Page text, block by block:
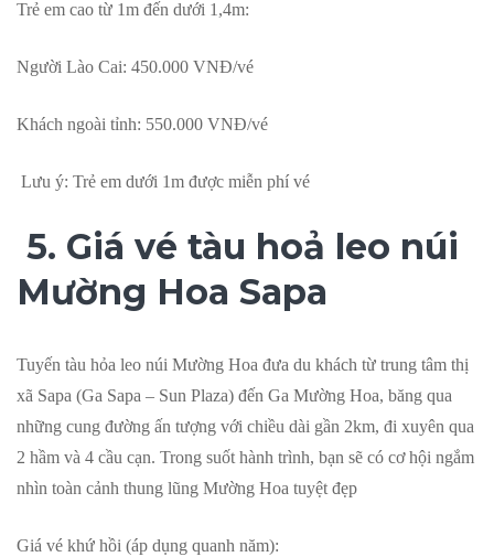
Trẻ em cao từ 1m đến dưới 1,4m:
Người Lào Cai: 450.000 VNĐ/vé
Khách ngoài tỉnh: 550.000 VNĐ/vé
Lưu ý: Trẻ em dưới 1m được miễn phí vé
5. Giá vé tàu hoả leo núi
Mường Hoa Sapa
Tuyến tàu hỏa leo núi Mường Hoa đưa du khách từ trung tâm thị
xã Sapa (Ga Sapa – Sun Plaza) đến Ga Mường Hoa, băng qua
những cung đường ấn tượng với chiều dài gần 2km, đi xuyên qua
2 hầm và 4 cầu cạn. Trong suốt hành trình, bạn sẽ có cơ hội ngắm
nhìn toàn cảnh thung lũng Mường Hoa tuyệt đẹp
Giá vé khứ hồi (áp dụng quanh năm):